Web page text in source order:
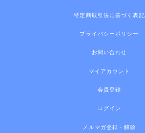
特定商取引法に基づく表記
プライバシーポリシー
お問い合わせ
マイアカウント
会員登録
ログイン
メルマガ登録・解除